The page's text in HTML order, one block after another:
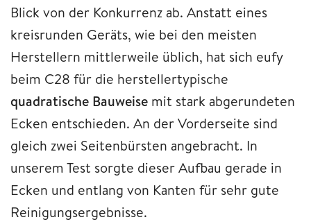
Blick von der Konkurrenz ab. Anstatt eines
kreisrunden Geräts, wie bei den meisten
Herstellern mittlerweile üblich, hat sich eufy
beim C28 für die herstellertypische
quadratische Bauweise mit stark abgerundeten
Ecken entschieden. An der Vorderseite sind
gleich zwei Seitenbürsten angebracht. In
unserem Test sorgte dieser Aufbau gerade in
Ecken und entlang von Kanten für sehr gute
Reinigungsergebnisse.